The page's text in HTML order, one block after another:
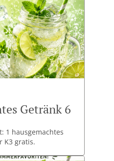
Getränk 6
1 hausgemachtes
K3 gratis.